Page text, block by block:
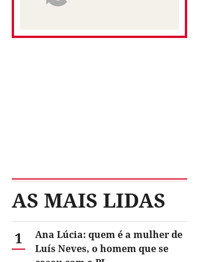
AS MAIS LIDAS
1
Ana Lúcia: quem é a mulher de
Luís Neves, o homem que se